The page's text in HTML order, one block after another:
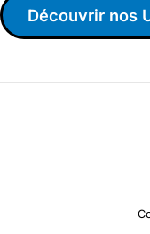
Découvrir nos